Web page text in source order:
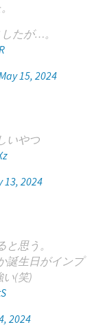
たが…。
15, 2024
いやつ
13, 2024
思う。
誕生日がインプ
い(笑)
2024